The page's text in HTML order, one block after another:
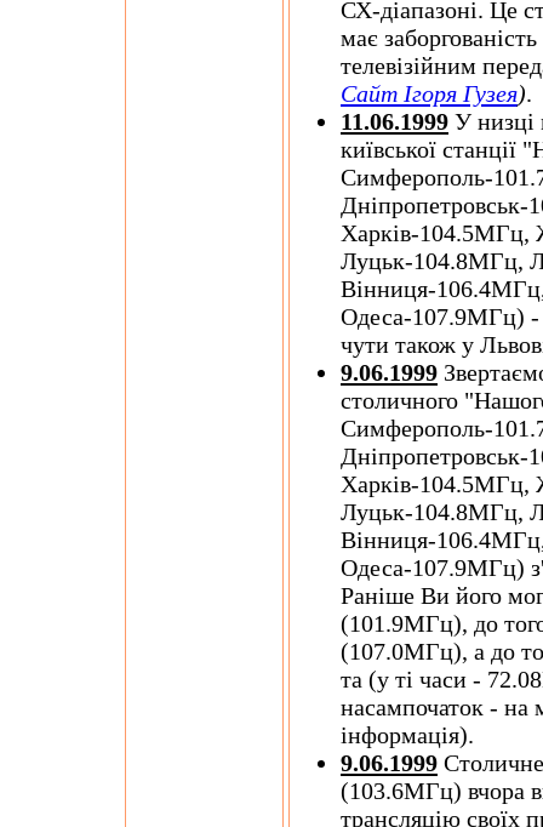
СХ-діапазоні. Це
має
телевізійним
Сайт Ігоря Гузея).
11.06.1999 У низці
київської
Симферополь-
Харків-
Луцьк-104.8МГц,
Вінниця-
Одеса-107.9МГц) -
чути також у
9.06.1999
столичного
Симферополь-
Харків-
Луцьк-104.8МГц,
Вінниця-
Одеса-107.9МГц)
Раніше Ви його
(101.9МГц), до
(107.0МГц), а до
та (у ті часи -
насампочаток -
інформація).
9.06.1999
(103.6МГц) вчора
трансляцію своїх